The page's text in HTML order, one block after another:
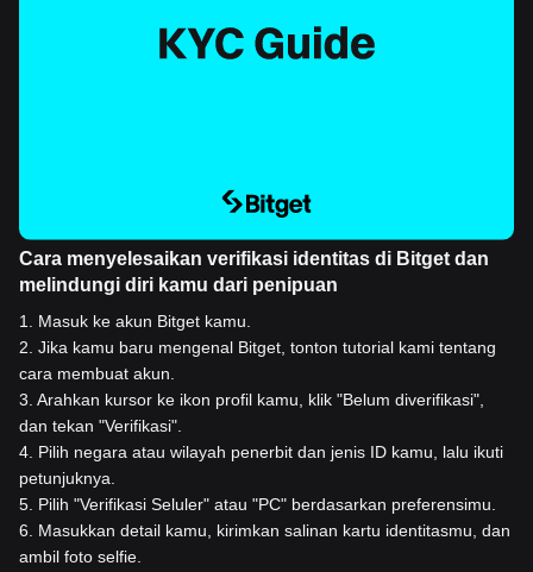
Cara menyelesaikan verifikasi identitas di Bitget dan
melindungi diri kamu dari penipuan
1
Masuk ke akun Bitget kamu.
2 Jika kamu baru mengenal Bitget, tonton tutorial kami tentang
cara membuat akun.
3 Arahkan kursor ke ikon profil kamu, klik "Belum diverifikasi",
dan tekan "Verifikasi".
4 Pilih negara atau wilayah penerbit dan jenis ID kamu, lalu ikuti
petunjuknya.
5 Pilih "Verifikasi Seluler" atau "PC" berdasarkan preferensimu.
6
Masukkan detail kamu, kirimkan salinan kartu identitasmu, dan
ambil foto selfie.